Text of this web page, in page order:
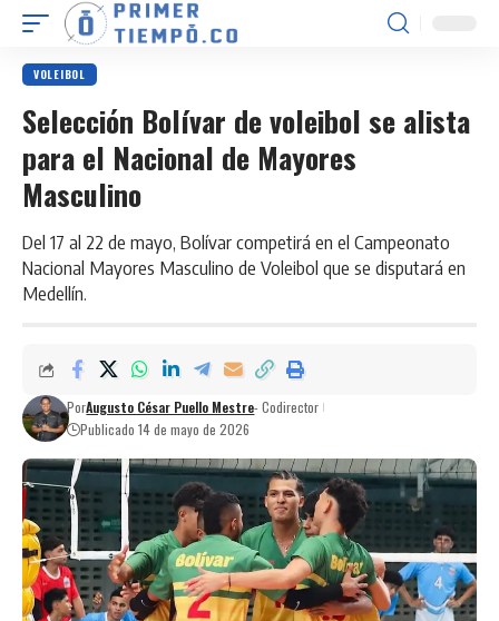
VOLEIBOL
Selección Bolívar de voleibol se alista
para el Nacional de Mayores
Masculino
Del 17 al 22 de mayo, Bolívar competirá en el Campeonato
Nacional Mayores Masculino de Voleibol que se disputará en
Medellín.
PorAugusto César Puello Mestre- Codirector
Publicado 14 de mayo de 2026